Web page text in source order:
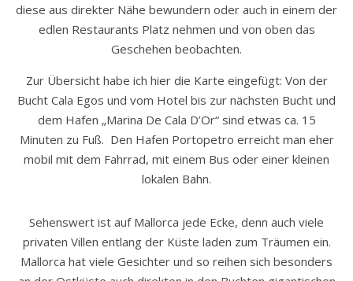
diese aus direkter Nähe bewundern oder auch in einem der
edlen Restaurants Platz nehmen und von oben das
Geschehen beobachten.
Zur Übersicht habe ich hier die Karte eingefügt: Von der
Bucht Cala Egos und vom Hotel bis zur nächsten Bucht und
dem Hafen „Marina De Cala D’Or“ sind etwas ca. 15
Minuten zu Fuß. Den Hafen Portopetro erreicht man eher
mobil mit dem Fahrrad, mit einem Bus oder einer kleinen
lokalen Bahn.
Sehenswert ist auf Mallorca jede Ecke, denn auch viele
privaten Villen entlang der Küste laden zum Träumen ein.
Mallorca hat viele Gesichter und so reihen sich besonders